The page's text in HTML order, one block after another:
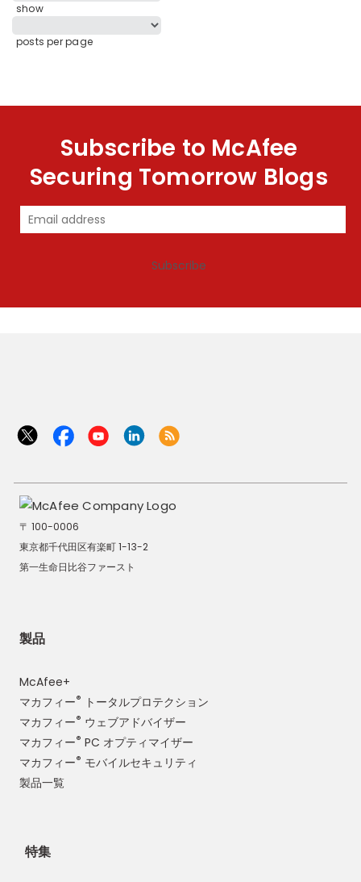
show
posts per page
Subscribe to McAfee
Securing Tomorrow Blogs
Subscribe
〒 100-0006
東京都千代田区有楽町 1-13-2
第一生命日比谷ファースト
製品
McAfee+
マカフィー®
トータルプロテクション
マカフィー® ウェブアドバイザー
マカフィー® PC オプティマイザー
マカフィー® モバイルセキュリティ
製品一覧
特集